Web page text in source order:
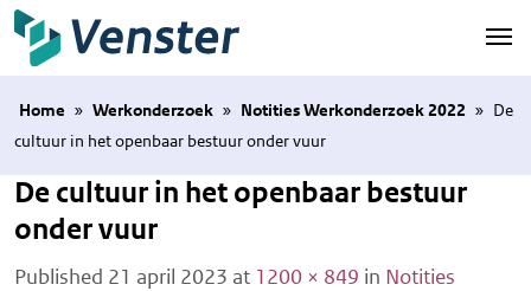
Naar hoofdinhoud
Home » Werkonderzoek » Notities Werkonderzoek 2022 » De
cultuur in het openbaar bestuur onder vuur
De cultuur in het openbaar bestuur
onder vuur
Published 21 april 2023 at 1200 × 849 in Notities